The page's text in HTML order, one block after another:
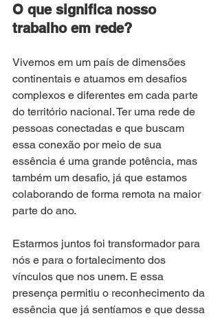
O que significa nosso
trabalho em rede?
Vivemos em um país de dimensões
continentais e atuamos em desafios
complexos e diferentes em cada parte
do território nacional. Ter uma rede de
pessoas conectadas e que buscam
essa conexão por meio de sua
essência é uma grande potência, mas
também um desafio, já que estamos
colaborando de forma remota na maior
parte do ano.
Estarmos juntos foi transformador para
nós e para o fortalecimento dos
vínculos que nos unem. E essa
presença permitiu o reconhecimento da
essência que já sentíamos e que dessa